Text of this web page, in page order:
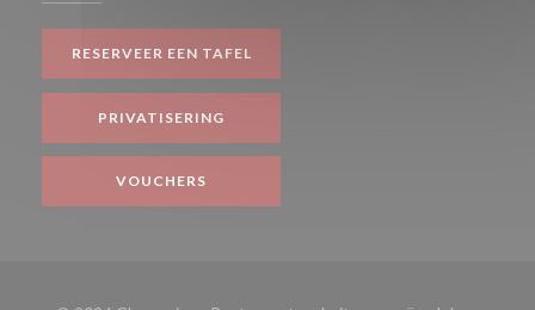
RESERVEER EEN TAFEL
PRIVATISERING
VOUCHERS